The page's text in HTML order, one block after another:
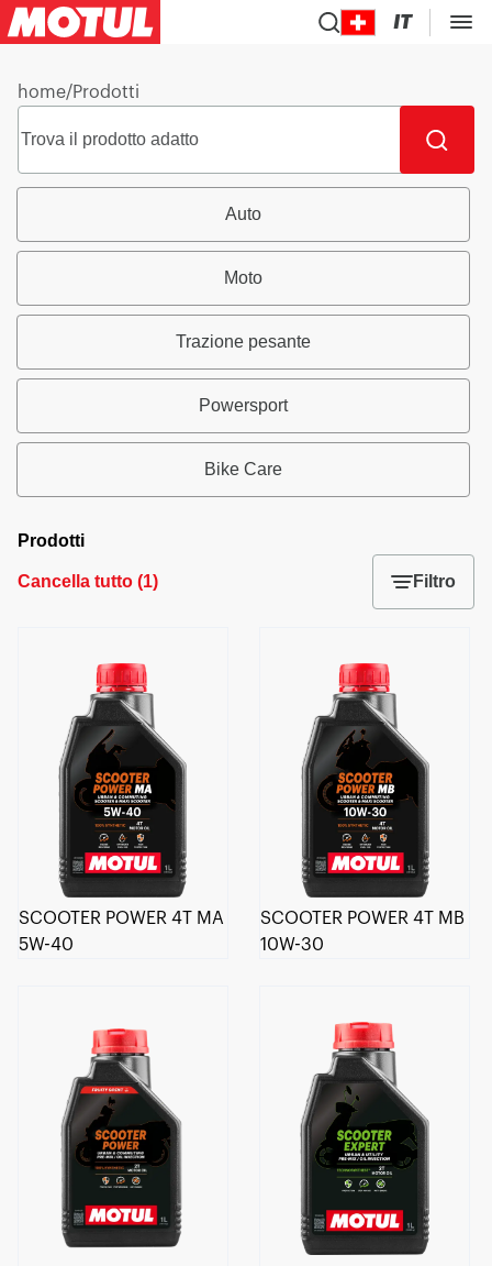
IT
home/Prodotti
Auto
Moto
Trazione pesante
Powersport
Bike Care
Prodotti
Cancella tutto (1) Filtro
SCOOTER POWER 4T MA
5W-40
SCOOTER POWER 4T MB
10W-30